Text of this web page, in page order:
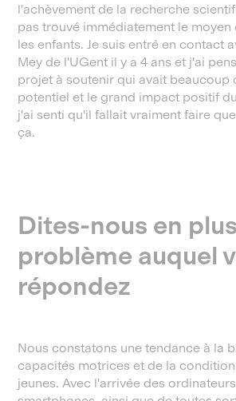
l'achèvement de la recherche
pas trouvé immédiatement le
les enfants. Je suis entré en contact
Mey de l'UGent il y a 4 ans et j'ai
projet à soutenir qui avait beaucoup
potentiel et le grand impact positif
j'ai senti qu'il fallait vraiment faire
ça.
Dites-nous en
problème auquel
répondez
Nous constatons une tendance à la
capacités motrices et de la
jeunes. Avec l'arrivée des